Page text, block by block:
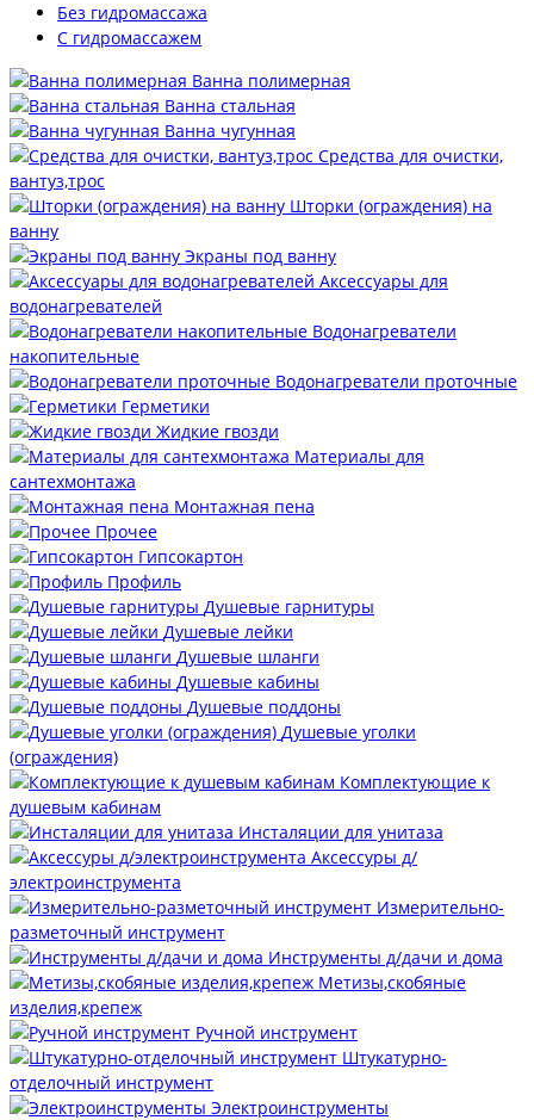
Без гидромассажа
С гидромассажем
Ванна полимерная
Ванна стальная
Ванна чугунная
Средства для очистки,
вантуз,трос
Шторки (ограждения) на
ванну
Экраны под ванну
Аксессуары для
водонагревателей
Водонагреватели
накопительные
Водонагреватели проточные
Герметики
Жидкие гвозди
Материалы для
сантехмонтажа
Монтажная пена
Прочее
Гипсокартон
Профиль
Душевые гарнитуры
Душевые лейки
Душевые шланги
Душевые кабины
Душевые поддоны
Душевые уголки
(ограждения)
Комплектующие к
душевым кабинам
Инсталяции для унитаза
Аксессуры д/
электроинструмента
Измерительно-
разметочный инструмент
Инструменты д/дачи и дома
Метизы,скобяные
изделия,крепеж
Ручной инструмент
Штукатурно-
отделочный инструмент
Электроинструменты